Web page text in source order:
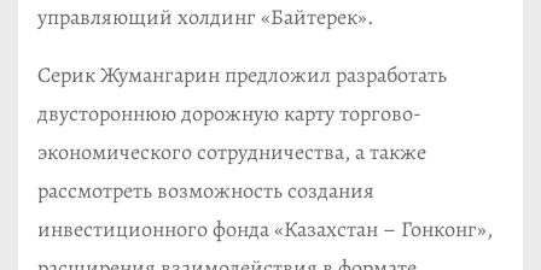
управляющий холдинг «Байтерек».
Серик Жумангарин предложил разработать
двустороннюю дорожную карту торгово-
экономического сотрудничества, а также
рассмотреть возможность создания
инвестиционного фонда «Казахстан – Гонконг»,